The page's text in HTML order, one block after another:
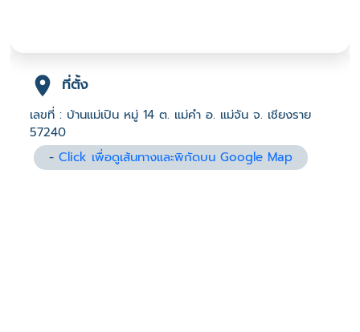
ที่ตั้ง
เลขที่ : บ้านแม่เปิน หมู่ 14 ต. แม่คำ อ. แม่จัน จ. เชียงราย
57240
-Click เพื่อดูเส้นทางและพิกัดบน Google Map